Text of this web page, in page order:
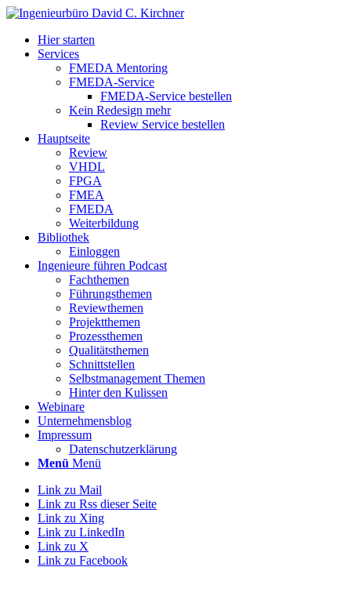
Hier starten
Services
FMEDA Mentoring
FMEDA-Service
FMEDA-Service bestellen
Kein Redesign mehr
Review Service bestellen
Hauptseite
Review
VHDL
FPGA
FMEA
FMEDA
Weiterbildung
Bibliothek
Einloggen
Ingenieure führen Podcast
Fachthemen
Führungsthemen
Reviewthemen
Projektthemen
Prozessthemen
Qualitätsthemen
Schnittstellen
Selbstmanagement Themen
Hinter den Kulissen
Webinare
Unternehmensblog
Impressum
Datenschutzerklärung
Menü Menü
Link zu Mail
Link zu Rss dieser Seite
Link zu Xing
Link zu LinkedIn
Link zu X
Link zu Facebook